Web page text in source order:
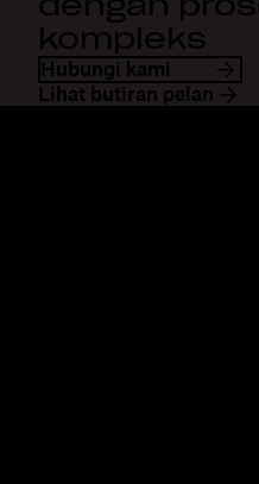
kompleks
Hubungi kami
Lihat butiran pelan